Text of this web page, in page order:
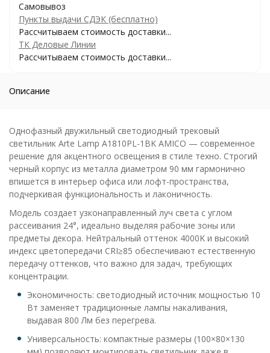
Самовывоз
Пункты выдачи СДЭК (бесплатно)
Рассчитываем стоимость доставки...
ТК Деловые Линии
Рассчитываем стоимость доставки...
Описание
Однофазный двужильный светодиодный трековый
светильник Arte Lamp A1810PL-1BK AMICO — современное
решение для акцентного освещения в стиле техно. Строгий
черный корпус из металла диаметром 90 мм гармонично
впишется в интерьер офиса или лофт-пространства,
подчеркивая функциональность и лаконичность.
Модель создает узконаправленный луч света с углом
рассеивания 24°, идеально выделяя рабочие зоны или
предметы декора. Нейтральный оттенок 4000K и высокий
индекс цветопередачи CRI≥85 обеспечивают естественную
передачу оттенков, что важно для задач, требующих
концентрации.
Экономичность: светодиодный источник мощностью 10
Вт заменяет традиционные лампы накаливания,
выдавая 800 Лм без перегрева.
Универсальность: компактные размеры (100×80×130